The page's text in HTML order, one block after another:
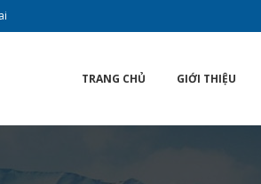
TRANG CHỦ GIỚI THIỆU